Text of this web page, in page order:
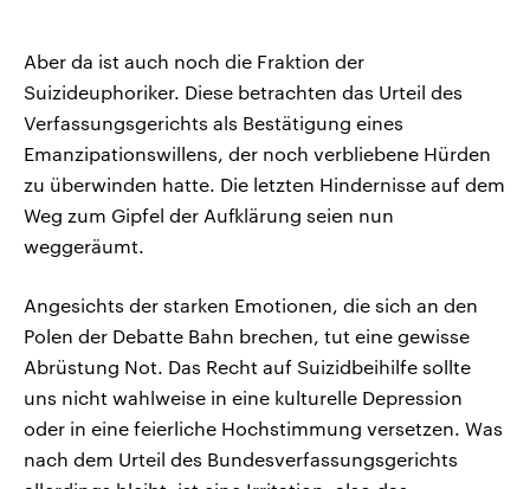
Aber da ist auch noch die Fraktion der
Suizideuphoriker. Diese betrachten das Urteil des
Verfassungsgerichts als Bestätigung eines
Emanzipationswillens, der noch verbliebene Hürden
zu überwinden hatte. Die letzten Hindernisse auf dem
Weg zum Gipfel der Aufklärung seien nun
weggeräumt.
Angesichts der starken Emotionen, die sich an den
Polen der Debatte Bahn brechen, tut eine gewisse
Abrüstung Not. Das Recht auf Suizidbeihilfe sollte
uns nicht wahlweise in eine kulturelle Depression
oder in eine feierliche Hochstimmung versetzen. Was
nach dem Urteil des Bundesverfassungsgerichts